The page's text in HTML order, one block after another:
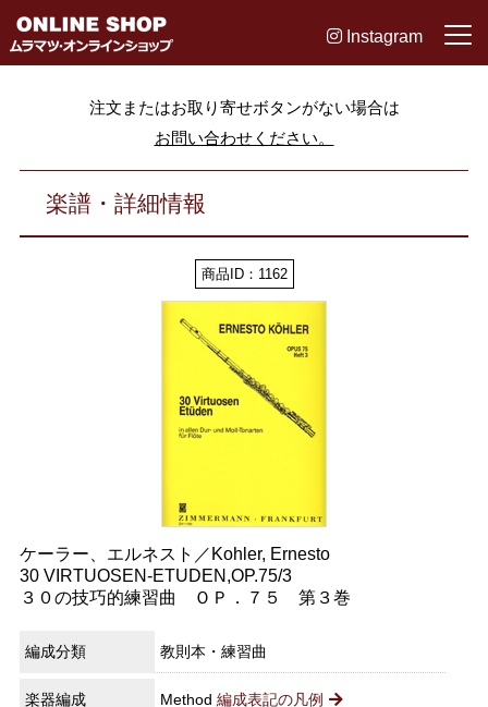
Instagram
注文またはお取り寄せボタンがない場合は
お問い合わせください。
楽譜・詳細情報
商品ID：1162
ケーラー、エルネスト／Kohler, Ernesto
30 VIRTUOSEN-ETUDEN,OP.75/3
３０の技巧的練習曲 ＯＰ．７５ 第３巻
編成分類 教則本・練習曲
楽器編成 Method 編成表記の凡例